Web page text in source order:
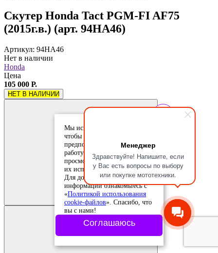
Менеджер
Здравствуйте! Напишите, если
у Вас есть вопросы по выбору
или покупке мототехники.
Скутер Honda Tact PGM-FI AF75
(2015г.в.) (арт. 94HA46)
Артикул: 94HA46
Нет в наличии
Honda
Цена
105 000 Р.
НЕТ В НАЛИЧИИ
Добавить в
сравнение
Добавлено в
сравнение
Мы используем cookie-файлы,
чтобы учесть ваши
предпочтения и улучшить
работу сайта. Продолжая
просмотр, вы соглашаетесь с
их использованием.
Для дополнительной
информации ознакомьтесь с
«Политикой использования
cookie-файлов». Спасибо, что
вы с нами!
Соглашаюсь